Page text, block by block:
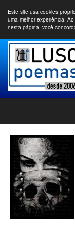
Este site usa cookies
uma melhor experiência.
nesta página, você